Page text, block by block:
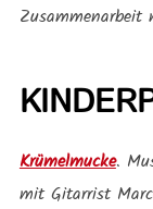
Zusammenarbeit
Krümelmucke.
mit Gitarrist